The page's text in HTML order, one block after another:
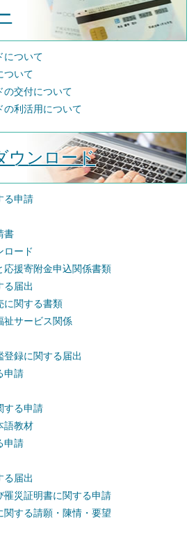
について
ついて
の交付について
の利活用について
ウンロード
る申請
書
ロード
応援寄附金申込関係書類
る届出
に関する書類
祉サービス関係
登録に関する届出
申請
する申請
語教材
申請
る届出
罹災証明書に関する申請
関する請願・陳情・要望